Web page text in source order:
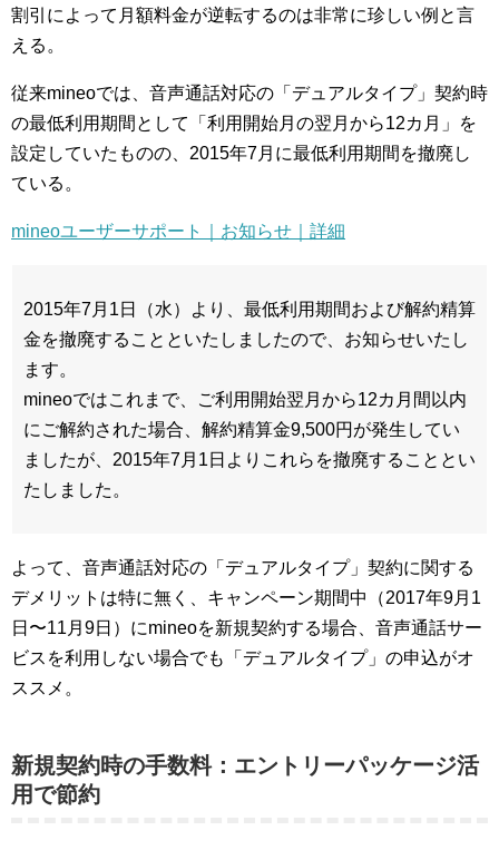
割引によって月額料金が逆転するのは非常に珍しい例と言
える。
従来mineoでは、音声通話対応の「デュアルタイプ」契約時
の最低利用期間として「利用開始月の翌月から12カ月」を
設定していたものの、2015年7月に最低利用期間を撤廃し
ている。
mineoユーザーサポート｜お知らせ｜詳細
2015年7月1日（水）より、最低利用期間および解約精算
金を撤廃することといたしましたので、お知らせいたし
ます。
mineoではこれまで、ご利用開始翌月から12カ月間以内
にご解約された場合、解約精算金9,500円が発生してい
ましたが、2015年7月1日よりこれらを撤廃することとい
たしました。
よって、音声通話対応の「デュアルタイプ」契約に関する
デメリットは特に無く、キャンペーン期間中（2017年9月1
日〜11月9日）にmineoを新規契約する場合、音声通話サー
ビスを利用しない場合でも「デュアルタイプ」の申込がオ
ススメ。
新規契約時の手数料：エントリーパッケージ活
用で節約